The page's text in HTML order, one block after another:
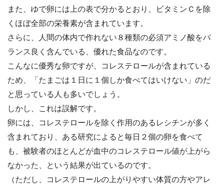
また、ゆで卵には上の表で分かるとおり、ビタミンＣを除
くほぼ全部の栄養素が含まれています。
さらに、人間の体内で作れない８種類の必須アミノ酸をバ
ランス良く含んでいる、優れた食品なのです。
こんなに優秀な卵ですが、コレステロールが含まれている
ため、「たまごは１日に１個しか食べてはいけない」のだ
と思っている人も多いでしょう。
しかし、これは誤解です。
卵には、コレステロールを除く作用のあるレシチンが多く
含まれており、ある研究によると毎日２個の卵を食べて
も、被験者のほとんどが血中のコレステロール値が上がら
なかった、という結果が出ているのです。
（ただし、コレステロールの上がりやすい体質の方やアレ